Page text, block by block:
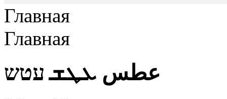
Главная
Главная
عطس ܥܛܫ עטש